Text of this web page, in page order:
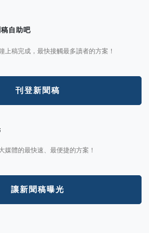
自助吧
上稿完成，最快接觸最多讀者的方案！
刊登新聞稿
媒體的最快速、最便捷的方案！
讓新聞稿曝光